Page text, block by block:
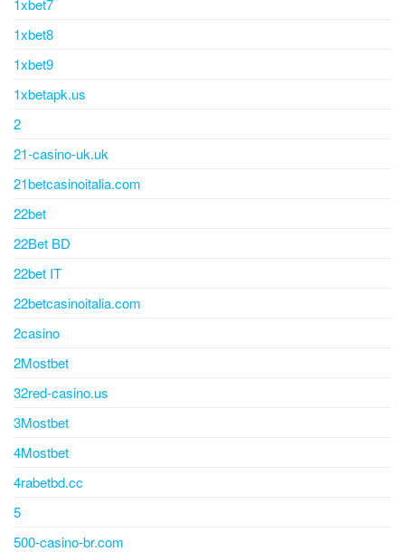
1xbet7
1xbet8
1xbet9
1xbetapk.us
2
21-casino-uk.uk
21betcasinoitalia.com
22bet
22Bet BD
22bet IT
22betcasinoitalia.com
2casino
2Mostbet
32red-casino.us
3Mostbet
4Mostbet
4rabetbd.cc
5
500-casino-br.com